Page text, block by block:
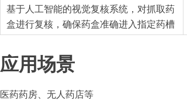
基于人工智能的视觉复核系统，对抓取药
盒进行复核，确保药盒准确进入指定药槽
应用场景
医药药房、无人药店等